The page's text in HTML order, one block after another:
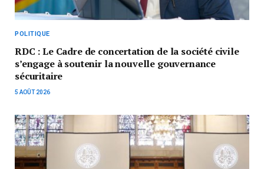
POLITIQUE
RDC : Le Cadre de concertation de la société civile
s’engage à soutenir la nouvelle gouvernance
sécuritaire
5 AOÛT 2026